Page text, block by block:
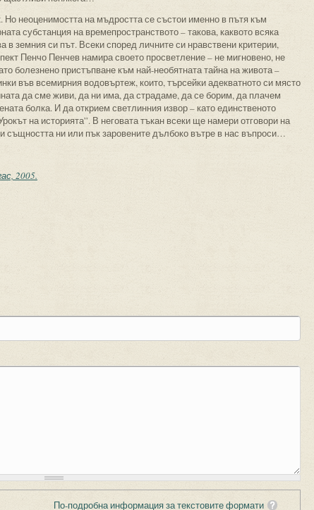
неоценимостта на мъдростта се състои именно в пътя към
субстанция на времепространството – такова, каквото всяка
земния си път. Всеки според личните си нравствени критерии,
Пенчо Пенчев намира своето просветление – не мигновено, не
болезнено пристъпване към най-необятната тайна на живота –
във всемирния водовъртеж, които, търсейки адекватното си място
да сме живи, да ни има, да страдаме, да се борим, да плачем
болка. И да открием светлинния извор – като единственото
на историята”. В неговата тъкан всеки ще намери отговори на
същността ни или пък заровените дълбоко вътре в нас въпроси…
2005.
По-подробна информация за текстовите формати